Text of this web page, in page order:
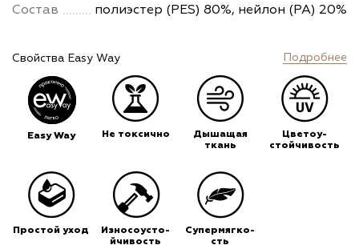
Состав
полиэстер (PES) 80%, нейлон (PA) 20%
Свойства Easy Way Подробнее
Easy Way Не токсично
Дышащая
ткань
Цветоу-
стойчивость
Простой уход
Износоусто-
йчивость
Супермягко-
сть